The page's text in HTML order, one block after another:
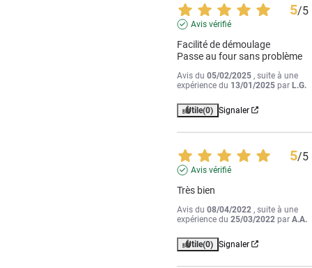
5/5
Avis vérifié
Facilité de démoulage
Passe au four sans problème
Avis du05/02/2025 , suite à une
expérience du 13/01/2025 parL.G.
Utile(0) Signaler
5/5
Avis vérifié
Très bien
Avis du08/04/2022 , suite à une
expérience du25/03/2022 parA.A.
Utile(0) Signaler